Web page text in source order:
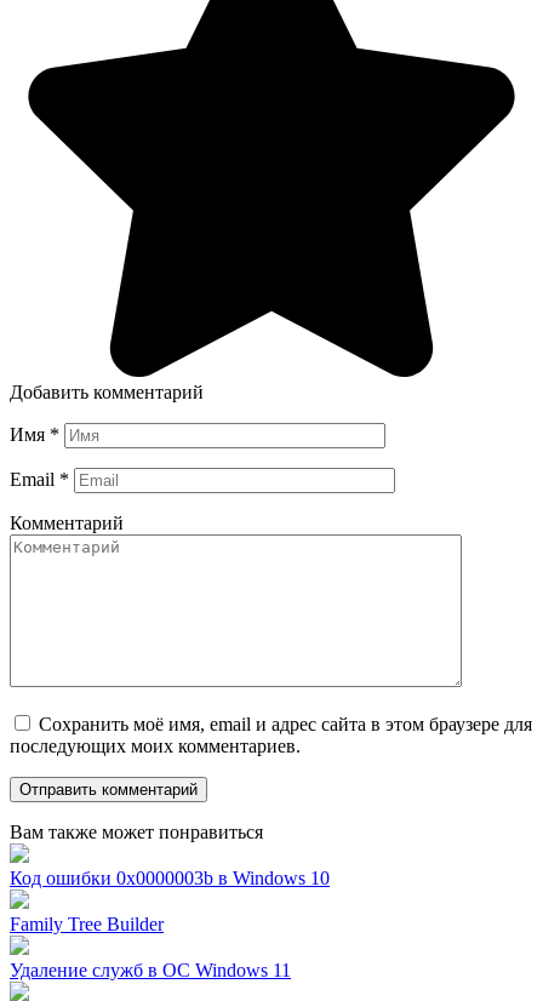
Добавить комментарий
Имя *
Email *
Комментарий
Сохранить моё имя, email и адрес сайта в этом браузере для
последующих моих комментариев.
Вам также может понравиться
Код ошибки 0x0000003b в Windows 10
Family Tree Builder
Удаление служб в ОС Windows 11